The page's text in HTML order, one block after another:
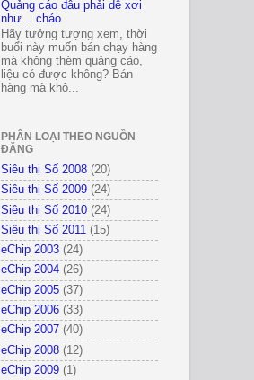
Quảng cáo đâu phải dễ xơi
như... cháo
Hãy tưởng tượng xem, thời
buổi này muốn bán chạy hàng
mà không thèm quảng cáo,
liệu có được không? Bán
hàng mà khô...
PHÂN LOẠI THEO NGUỒN
ĐĂNG
Siêu thị Số 2008 (20)
Siêu thị Số 2009 (24)
Siêu thị Số 2010 (24)
Siêu thị Số 2011 (15)
eChip 2003 (24)
eChip 2004 (26)
eChip 2005 (37)
eChip 2006 (33)
eChip 2007 (40)
eChip 2008 (12)
eChip 2009 (1)